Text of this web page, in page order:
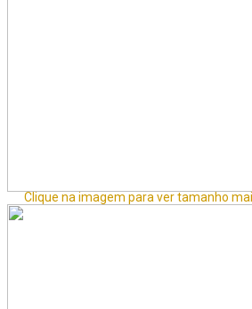
Clique na imagem para ver tamanho